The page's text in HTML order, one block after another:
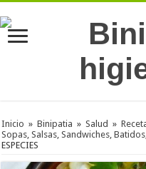
Inicio » Binipatia » Salud »
Sopas, Salsas, Sandwiches,
ESPECIES